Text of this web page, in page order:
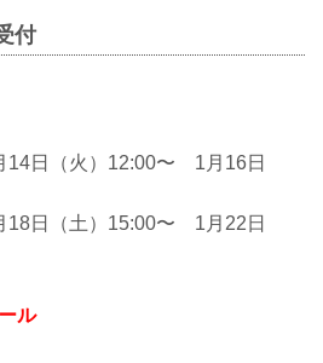
付
日（火）12:00〜 1月16日
日（土）15:00〜 1月22日
ル